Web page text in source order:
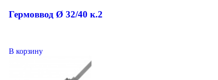
Гермоввод Ø 32/40 к.2
В корзину